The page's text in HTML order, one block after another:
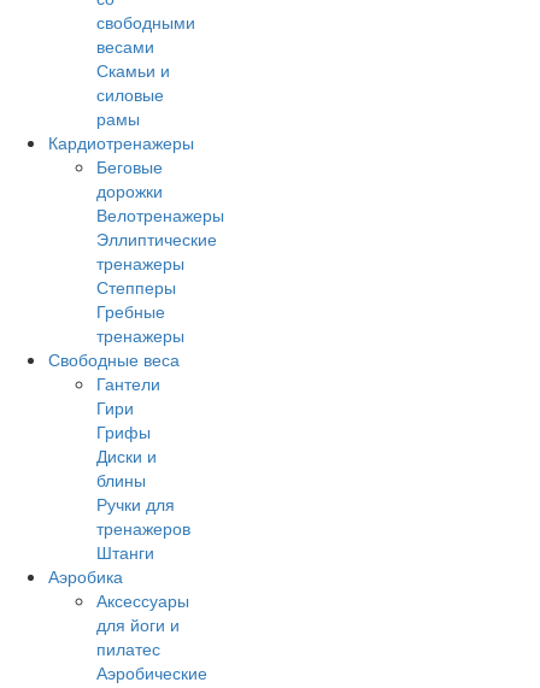
свободными
весами
Скамьи и
силовые
рамы
Кардиотренажеры
Беговые
дорожки
Велотренажеры
Эллиптические
тренажеры
Степперы
Гребные
тренажеры
Свободные веса
Гантели
Гири
Грифы
Диски и
блины
Ручки для
тренажеров
Штанги
Аэробика
Аксессуары
для йоги и
пилатес
Аэробические